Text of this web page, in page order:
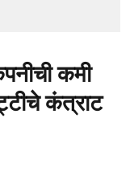
कमी
कंत्राट